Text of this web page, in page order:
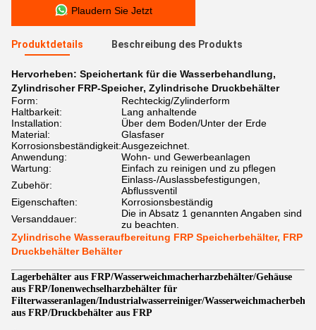
Plaudern Sie Jetzt
Produktdetails Beschreibung des Produkts
Hervorheben: Speichertank für die Wasserbehandlung,
Zylindrischer FRP-Speicher, Zylindrische Druckbehälter
Form:
Rechteckig/Zylinderform
Haltbarkeit:
Lang anhaltende
Installation:
Über dem Boden/Unter der Erde
Material:
Glasfaser
Korrosionsbeständigkeit:Ausgezeichnet.
Anwendung:
Wohn- und Gewerbeanlagen
Wartung:
Einfach zu reinigen und zu pflegen
Zubehör:
Einlass-/Auslassbefestigungen,
Abflussventil
Eigenschaften:
Korrosionsbeständig
Versanddauer:
Die in Absatz 1 genannten Angaben sind
zu beachten.
Zylindrische Wasseraufbereitung FRP Speicherbehälter, FRP
Druckbehälter Behälter
Lagerbehälter aus FRP/Wasserweichmacherharzbehälter/Gehäuse
aus FRP/Ionenwechselharzbehälter für
Filterwasseranlagen/Industrialwasserreiniger/
aus FRP/Druckbehälter aus FRP